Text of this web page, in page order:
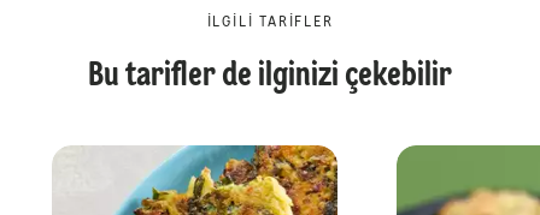
İLGILI TARIFLER
Bu tarifler de ilginizi çekebilir